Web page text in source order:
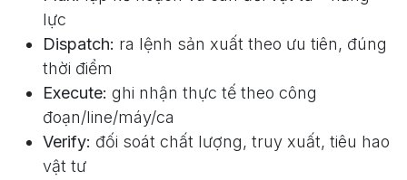
lực
Dispatch: ra lệnh sản xuất theo ưu tiên, đúng
thời điểm
Execute: ghi nhận thực tế theo công
đoạn/line/máy/ca
Verify: đối soát chất lượng, truy xuất, tiêu hao
vật tư